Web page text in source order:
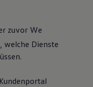
zuvor We
welche Dienste